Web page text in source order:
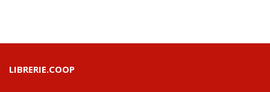
LIBRERIE.COOP